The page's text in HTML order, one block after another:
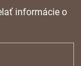
informácie o